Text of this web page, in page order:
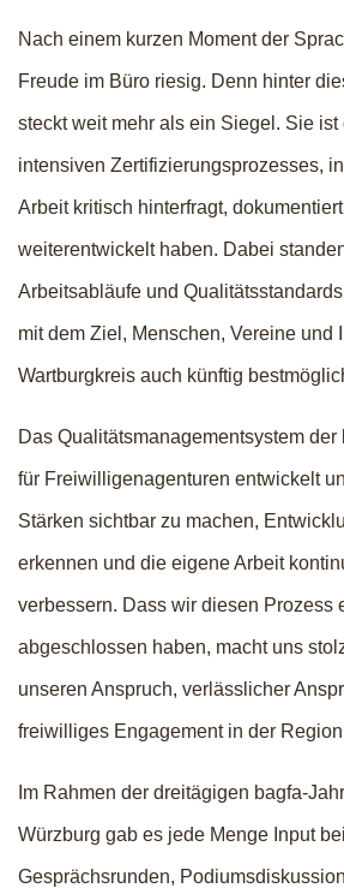
Nach einem kurzen Moment der
Freude im Büro riesig. Denn hinter
steckt weit mehr als ein Siegel. Sie
intensiven Zertifizierungsprozesses,
Arbeit kritisch hinterfragt,
weiterentwickelt haben. Dabei
Arbeitsabläufe und
mit dem Ziel, Menschen, Vereine und
Wartburgkreis auch künftig
Das Qualitätsmanagementsystem der
für Freiwilligenagenturen entwickelt
Stärken sichtbar zu machen,
erkennen und die eigene Arbeit
verbessern. Dass wir diesen Prozess
abgeschlossen haben, macht uns
unseren Anspruch, verlässlicher
freiwilliges Engagement in der
Im Rahmen der dreitägigen bagfa-
Würzburg gab es jede Menge Input
Gesprächsrunden,